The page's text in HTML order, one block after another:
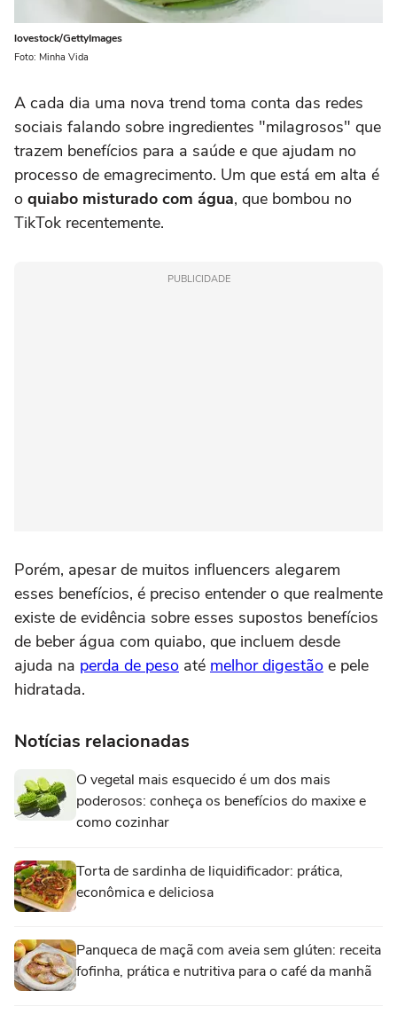
lovestock/GettyImages
Foto: Minha Vida
A cada dia uma nova trend toma conta das redes
sociais falando sobre ingredientes "milagrosos" que
trazem benefícios para a saúde e que ajudam no
processo de emagrecimento. Um que está em alta é
o quiabo misturado com água, que bombou no
TikTok recentemente.
PUBLICIDADE
Porém, apesar de muitos influencers alegarem
esses benefícios, é preciso entender o que realmente
existe de evidência sobre esses supostos benefícios
de beber água com quiabo, que incluem desde
ajuda na perda de peso até melhor digestão e pele
hidratada.
Notícias relacionadas
O vegetal mais esquecido é um dos mais
poderosos: conheça os benefícios do maxixe e
como cozinhar
Torta de sardinha de liquidificador: prática,
econômica e deliciosa
Panqueca de maçã com aveia sem glúten: receita
fofinha, prática e nutritiva para o café da manhã